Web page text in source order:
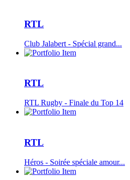
RTL
Club Jalabert - Spécial grand...
RTL
RTL Rugby - Finale du Top 14
RTL
Héros - Soirée spéciale amour...